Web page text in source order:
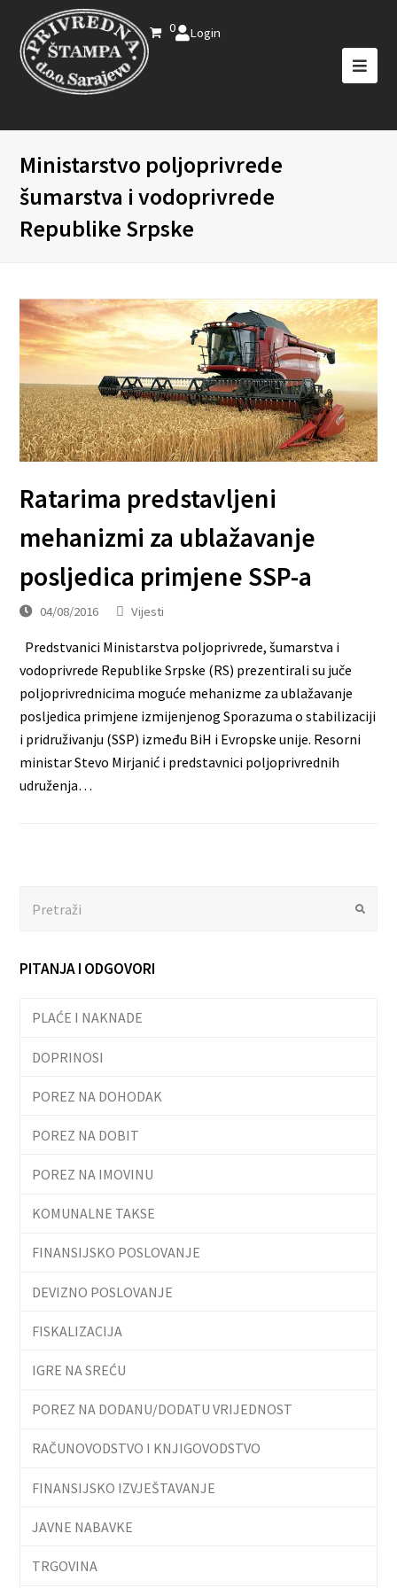
0 Login
Ministarstvo poljoprivrede
šumarstva i vodoprivrede
Republike Srpske
Ratarima predstavljeni
mehanizmi za ublažavanje
posljedica primjene SSP-a
04/08/2016 Vijesti
Predstvanici Ministarstva poljoprivrede, šumarstva i
vodoprivrede Republike Srpske (RS) prezentirali su juče
poljoprivrednicima moguće mehanizme za ublažavanje
posljedica primjene izmijenjenog Sporazuma o stabilizaciji
i pridruživanju (SSP) između BiH i Evropske unije. Resorni
ministar Stevo Mirjanić i predstavnici poljoprivrednih
udruženja…
PITANJA I ODGOVORI
PLAĆE I NAKNADE
DOPRINOSI
POREZ NA DOHODAK
POREZ NA DOBIT
POREZ NA IMOVINU
KOMUNALNE TAKSE
FINANSIJSKO POSLOVANJE
DEVIZNO POSLOVANJE
FISKALIZACIJA
IGRE NA SREĆU
POREZ NA DODANU/DODATU VRIJEDNOST
RAČUNOVODSTVO I KNJIGOVODSTVO
FINANSIJSKO IZVJEŠTAVANJE
JAVNE NABAVKE
TRGOVINA